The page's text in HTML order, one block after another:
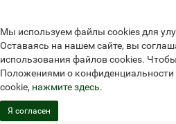
Мы используем файлы cookies для
Оставаясь на нашем сайте, вы
использования файлов cookies.
Положениями о
cookie, нажмите здесь.
Я согласен